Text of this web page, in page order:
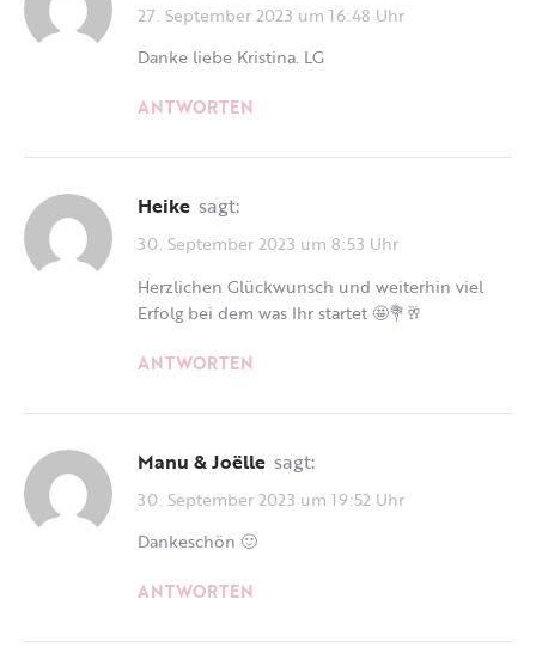
27. September 2023 um 16:48 Uhr
Danke liebe Kristina. LG
ANTWORTEN
Heike sagt:
30. September 2023 um 8:53 Uhr
Herzlichen Glückwunsch und weiterhin viel
Erfolg bei dem was Ihr startet 🤩💐🥂
ANTWORTEN
Manu & Joëlle sagt:
30. September 2023 um 19:52 Uhr
Dankeschön 🙂
ANTWORTEN